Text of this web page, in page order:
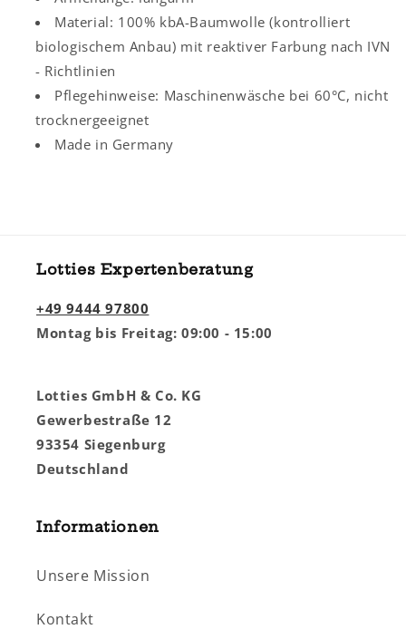
Material: 100% kbA-Baumwolle (kontrolliert
biologischem Anbau) mit reaktiver Farbung nach IVN
- Richtlinien
Pflegehinweise: Maschinenwäsche bei 60°C, nicht
trocknergeeignet
Made in Germany
Lotties Expertenberatung
+49 9444 97800
Montag bis Freitag: 09:00 - 15:00
Lotties GmbH & Co. KG
Gewerbestraße 12
93354 Siegenburg
Deutschland
Informationen
Unsere Mission
Kontakt